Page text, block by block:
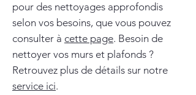
pour des nettoyages approfondis
selon vos besoins, que vous pouvez
consulter à cette page. Besoin de
nettoyer vos murs et plafonds ?
Retrouvez plus de détails sur notre
service ici.